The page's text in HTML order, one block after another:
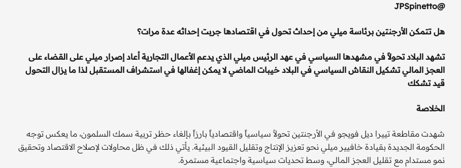
@
JPSpinetto
هل تتمكن الأرجنتين برئاسة ميلي من إحداث تحول في اقتصادها جربت إحداثه عدة مرات؟
تشهد البلاد تحولاً في مشهدها السياسي في عهد الرئيس ميلي الذي يدعم الأعمال التجاريةأعاد إصرار ميلي على القضاء على
العجز المالي تشكيل النقاش السياسي في البلاد خيبات الماضي لا يمكن إغفالها في استشراف المستقبل لذا ما يزال التحول
قيد تشكك
الخلاصة
شهدت مقاطعة تييرا ديل فويجو في الأرجنتين تحولاً سياسياً واقتصادياً بارزاً بإلغاء حظر تربية سمك السلمون، ما يعكس توجه
الحكومة الجديدة بقيادة خافيير ميلي نحو تعزيز الإنتاج وتقليل القيود البيئية. يأتي ذلك في ظل محاولات لإصلاح الاقتصاد وتحقيق
نمو مستدام مع تقليل العجز المالي، وسط تحديات سياسية واجتماعية مستمرة.